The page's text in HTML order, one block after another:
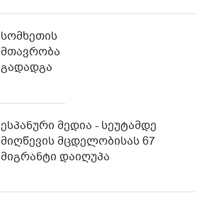
სომხეთის
მთავრობა
გადადგა
ესპანური მედია - სეუტამდე
მიღწევის მცდელობისას 67
მიგრანტი დაიღუპა